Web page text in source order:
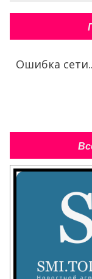
Ошибка